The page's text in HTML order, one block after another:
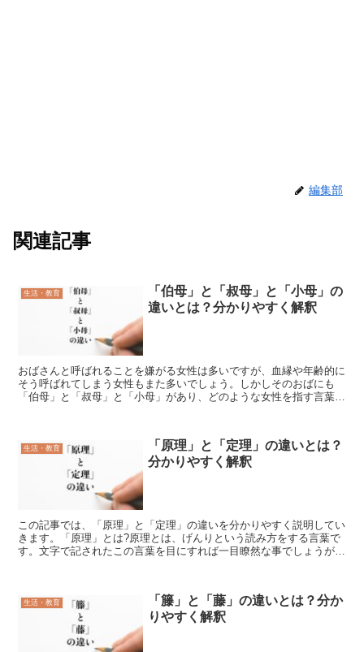
編集部
関連記事
生活・教育
「伯母」と「叔母」と「小母」の
違いとは？分かりやすく解釈
おばさんと呼ばれることを嫌がる女性は多いですが、血縁や年齢的に
そう呼ばれてしまう女性もまた多いでしょう。しかしそのおばにも
「伯母」と「叔母」と「小母」があり、どのような女性を指す言葉な
生活・教育
「原理」と「定理」の違いとは？
分かりやすく解釈
この記事では、「原理」と「定理」の違いを分かりやすく説明してい
きます。「原理」とは?原理とは、げんりという読み方をする言葉で
す。文字で記されたこの言葉を目にすれば一目瞭然な事でしょうが、
生活・教育
「籐」と「藤」の違いとは？分か
りやすく解釈